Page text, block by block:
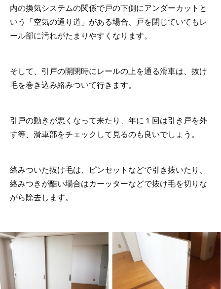
内の換気システムの関係で戸の下側にアンダーカットと
いう「空気の通り道」がある場合、戸を閉じていてもレ
ール部に汚れがたまりやすくなります。
そして、引戸の開閉時にレールの上を通る滑車は、抜け
毛を巻き込み絡みついて行きます。
引戸の動きが悪くなって来たり、年に１回は引き戸を外
す等、滑車部をチェックして見るのも良いでしょう。
絡みついた抜け毛は、ピンセットなどで引き抜いたり、
絡みつきが酷い場合はカーッターなどで抜け毛を切りな
がら除去します。